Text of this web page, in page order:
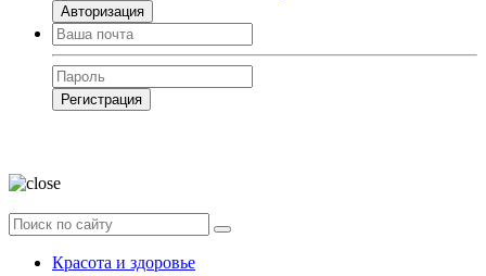
Авторизация
Регистрация
Красота и здоровье